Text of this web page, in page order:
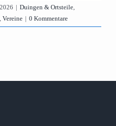
| Duingen & Ortsteile,
, Vereine | 0 Kommentare